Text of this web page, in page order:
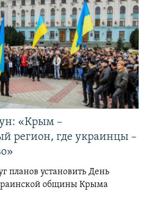
«Крым –
регион, где украинцы –
планов установить День
общины Крыма